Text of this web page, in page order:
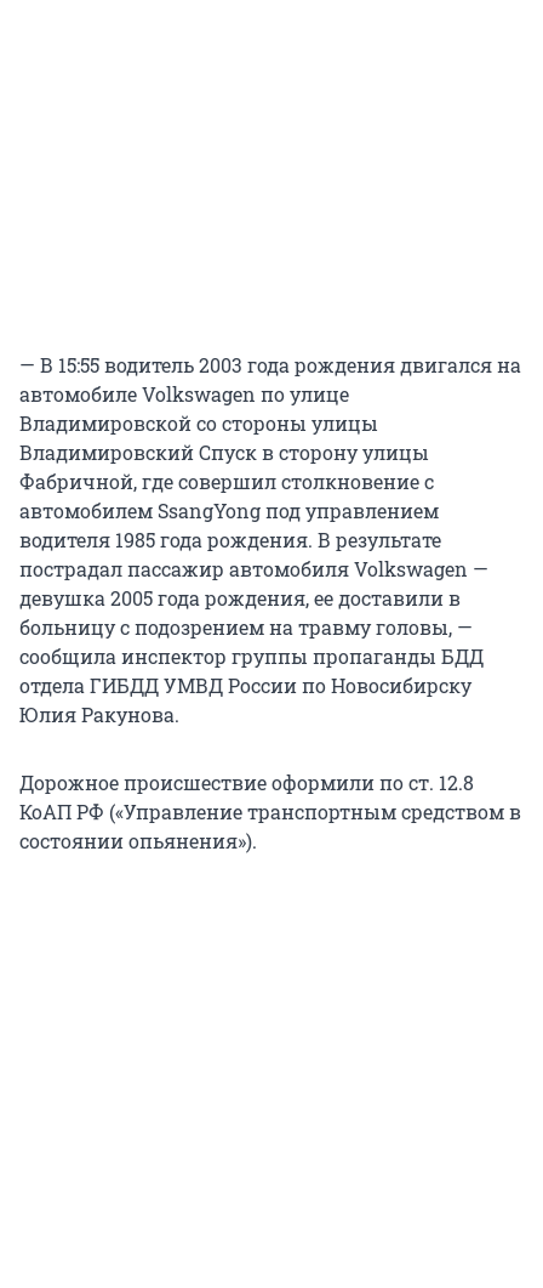
— В 15:55 водитель 2003 года рождения двигался на
автомобиле Volkswagen по улице
Владимировской со стороны улицы
Владимировский Спуск в сторону улицы
Фабричной, где совершил столкновение с
автомобилем SsangYong под управлением
водителя 1985 года рождения. В результате
пострадал пассажир автомобиля Volkswagen —
девушка 2005 года рождения, ее доставили в
больницу с подозрением на травму головы, —
сообщила инспектор группы пропаганды БДД
отдела ГИБДД УМВД России по Новосибирску
Юлия Ракунова.
Дорожное происшествие оформили по ст. 12.8
КоАП РФ («Управление транспортным средством в
состоянии опьянения»).